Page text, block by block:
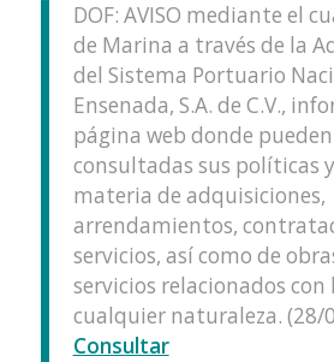
DOF: AVISO mediante el
de Marina a través de la
del Sistema Portuario
Ensenada, S.A. de C.V.,
página web donde
consultadas sus políticas
materia de adquisiciones,
arrendamientos,
servicios, así como de
servicios relacionados con
cualquier naturaleza. (28/
Consultar